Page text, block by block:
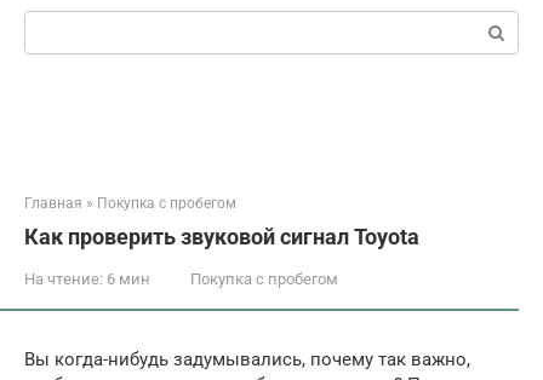
Поиск:
Главная » Покупка с пробегом
Как проверить звуковой сигнал Toyota
На чтение: 6 мин Покупка с пробегом
Вы когда-нибудь задумывались, почему так важно,